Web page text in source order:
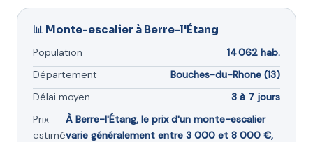
📊 Monte-escalier à Berre-l'Étang
Population
14 062 hab.
Département
Bouches-du-Rhone (13)
Délai moyen
3 à 7 jours
Prix
estimé
À Berre-l'Étang, le prix d'un monte-escalier
varie généralement entre 3 000 et 8 000 €,